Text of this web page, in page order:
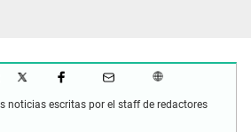
noticias escritas por el staff de redactores